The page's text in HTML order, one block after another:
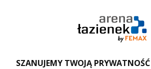
Ogrzewanie podłogowe (główne)
SZANUJEMY TWOJĄ PRYWATNOŚĆ